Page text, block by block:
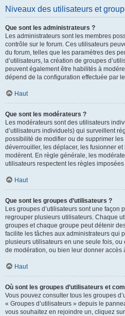
Niveaux des utilisateurs et
Que sont les administrateurs ?
Les administrateurs sont les membres
contrôle sur le forum. Ces utilisateurs
du forum, telles que les paramètres des
d’utilisateurs, la création de groupes
peuvent également être habilités à
dépend de la configuration effectuée par
Haut
Que sont les modérateurs ?
Les modérateurs sont des utilisateurs
d’utilisateurs individuels) qui surveillent
possibilité de modifier ou de supprimer
déverrouiller, les déplacer, les fusionner
modèrent. En règle générale, les
utilisateurs respectent les règles
Haut
Que sont les groupes d’utilisateurs ?
Les groupes d’utilisateurs sont une façon
regrouper plusieurs utilisateurs. Chaque
groupes et chaque groupe peut détenir
facilite les tâches aux administrateurs qui
plusieurs utilisateurs en une seule fois,
de modération, ou bien leur donner accès
Haut
Où sont les groupes d’utilisateurs et
Vous pouvez consulter tous les groupes
« Groupes d’utilisateurs » depuis le
vous souhaitez en rejoindre un, cliquez